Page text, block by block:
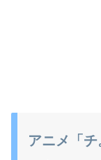
アニメ「